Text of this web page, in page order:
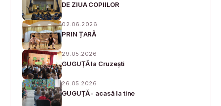
DE ZIUA COPIILOR
02.06.2026
PRIN ȚARĂ
29.05.2026
GUGUȚĂ la Cruzești
26.05.2026
GUGUȚĂ - acasă la tine